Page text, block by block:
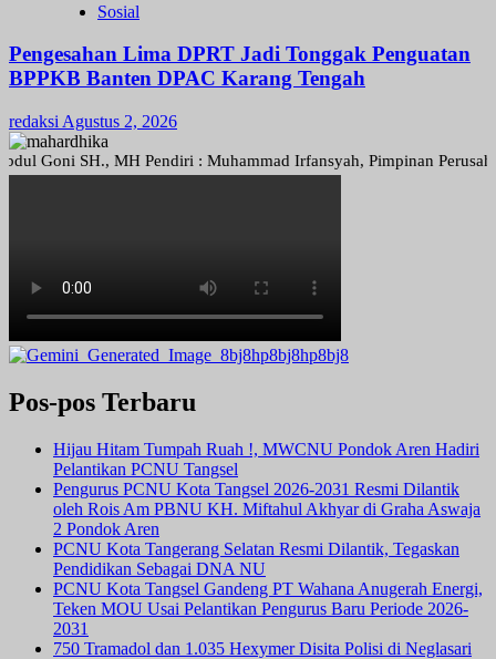
Sosial
Pengesahan Lima DPRT Jadi Tonggak Penguatan
BPPKB Banten DPAC Karang Tengah
redaksi Agustus 2, 2026
Goni SH., MH Pendiri : Muhammad Irfansyah, Pimpinan
Pos-pos Terbaru
Hijau Hitam Tumpah Ruah !, MWCNU Pondok Aren Hadiri
Pelantikan PCNU Tangsel
Pengurus PCNU Kota Tangsel 2026-2031 Resmi Dilantik
oleh Rois Am PBNU KH. Miftahul Akhyar di Graha Aswaja
2 Pondok Aren
PCNU Kota Tangerang Selatan Resmi Dilantik, Tegaskan
Pendidikan Sebagai DNA NU
PCNU Kota Tangsel Gandeng PT Wahana Anugerah Energi,
Teken MOU Usai Pelantikan Pengurus Baru Periode 2026-
2031
750 Tramadol dan 1.035 Hexymer Disita Polisi di Neglasari